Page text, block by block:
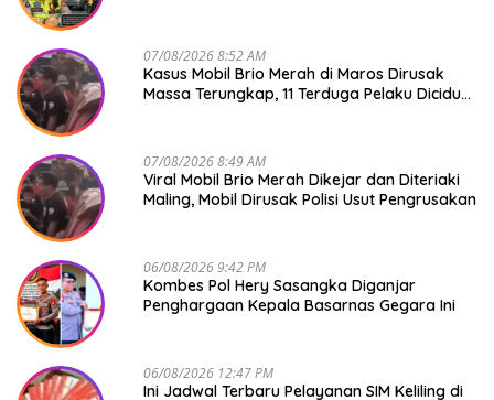
07/08/2026 8:52 AM
Kasus Mobil Brio Merah di Maros Dirusak
Massa Terungkap, 11 Terduga Pelaku Diciduk
07/08/2026 8:49 AM
Viral Mobil Brio Merah Dikejar dan Diteriaki
Maling, Mobil Dirusak Polisi Usut Pengrusakan
06/08/2026 9:42 PM
Kombes Pol Hery Sasangka Diganjar
Penghargaan Kepala Basarnas Gegara Ini
06/08/2026 12:47 PM
Ini Jadwal Terbaru Pelayanan SIM Keliling di